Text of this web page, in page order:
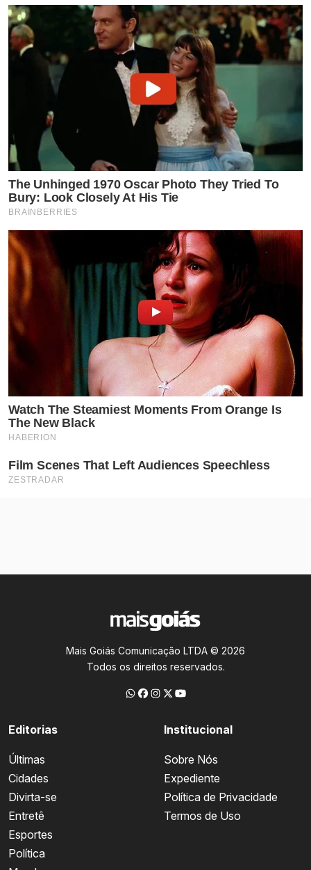
Mais Goiás Comunicação LTDA © 2026
Todos os direitos reservados.
Editorias
Últimas
Cidades
Divirta-se
Entretê
Esportes
Política
Institucional
Sobre Nós
Expediente
Política de Privacidade
Termos de Uso